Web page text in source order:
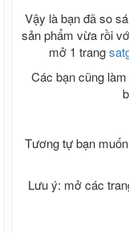
Vậy là bạn đã so
sản phẩm vừa rồi
mở 1 trang
Các bạn cũng
Tương tự bạn
Lưu ý: mở các